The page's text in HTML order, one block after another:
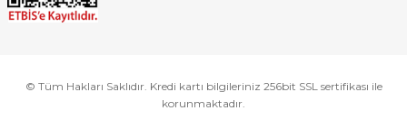
© Tüm Hakları Saklıdır. Kredi kartı bilgileriniz 256bit SSL sertifikası ile
korunmaktadır.